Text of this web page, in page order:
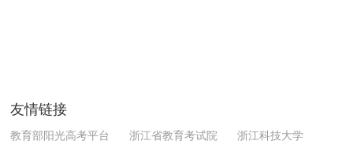
友情链接
教育部阳光高考平台 浙江省教育考试院
浙江科技大学